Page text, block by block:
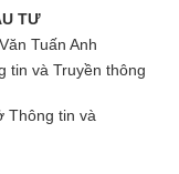
TƯ
Tuấn Anh
tin và Truyền thông
Thông tin và